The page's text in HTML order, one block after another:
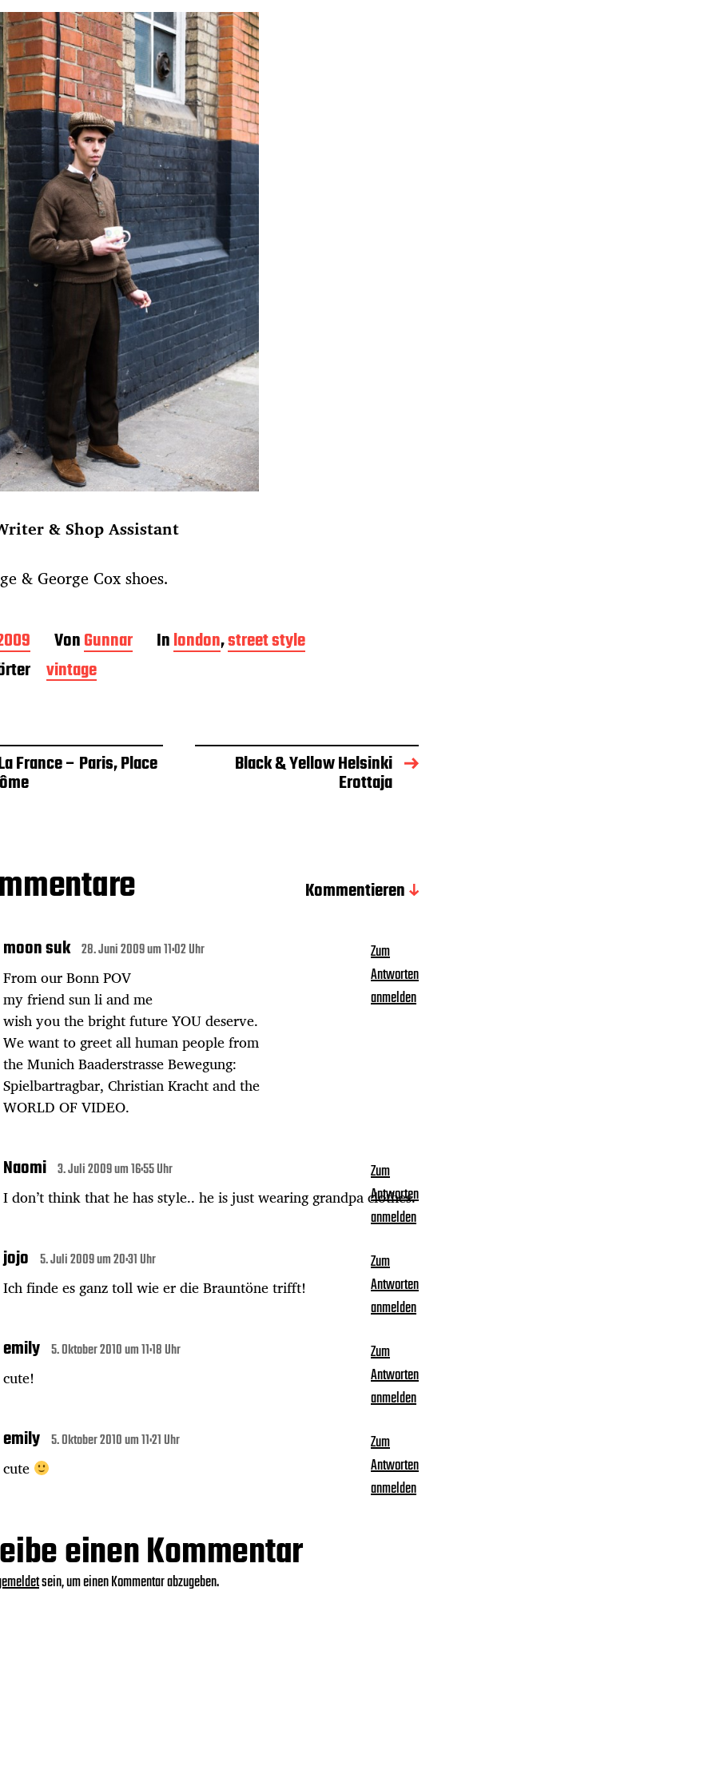
& Shop Assistant
& George Cox shoes.
VonGunnar Inlondon,street style
vintage
France – Paris, Place Black & Yellow Helsinki
Erottaja
Kommentieren
moon suk 28. Juni 2009 um 11:02 Uhr
From our Bonn POV
my friend sun li and me
wish you the bright future YOU deserve.
We want to greet all human people from
the Munich Baaderstrasse Bewegung:
Spielbartragbar, Christian Kracht and the
WORLD OF VIDEO.
Zum
Antworten
anmelden
Naomi 3. Juli 2009 um 16:55 Uhr
I don’t think that he has style.. he is just wearing grandpa clothes.
Zum
Antworten
anmelden
jojo 5. Juli 2009 um 20:31 Uhr
Ich finde es ganz toll wie er die Brauntöne trifft!
Zum
Antworten
anmelden
emily 5. Oktober 2010 um 11:18 Uhr
cute!
Zum
Antworten
anmelden
emily 5. Oktober 2010 um 11:21 Uhr
cute
Zum
Antworten
anmelden
einen Kommentar
sein, um einen Kommentar abzugeben.